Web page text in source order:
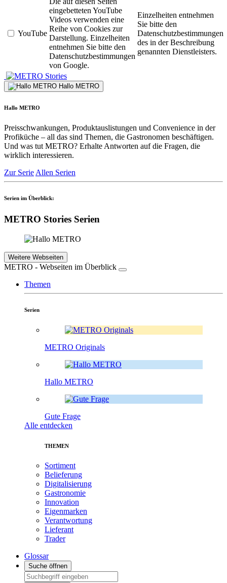
YouTube
eingebetteten YouTube
Videos verwenden eine
Reihe von Cookies zur
Darstellung. Einzelheiten
entnehmen Sie bitte den
Datenschutzbestimmungen
von Google.
Einzelheiten entnehmen
Sie bitte den
Datenschutzbestimmungen
des in der Beschreibung
genannten Dienstleisters.
Stories
Hallo METRO
Hallo METRO
Preisschwankungen, Produktauslistungen und Convenience in der
Profiküche – all das sind Themen, die Gastronomen beschäftigen.
Und was tut METRO? Erhalte Antworten auf die Fragen, die
wirklich interessieren.
Zur Serie Allen Serien
Serien im Überblick:
METRO Stories Serien
Weitere Webseiten
METRO - Webseiten im Überblick
Themen
Serien
METRO Originals
Hallo METRO
Gute Frage
Alle entdecken
THEMEN
Sortiment
Belieferung
Digitalisierung
Gastronomie
Innovation
Eigenmarken
Verantwortung
Lieferant
Trader
Glossar
Suche öffnen